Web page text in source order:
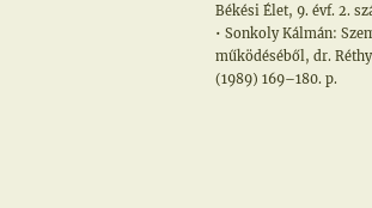
Békési Élet, 9. évf. 2.
• Sonkoly Kálmán:
működéséből, dr.
(1989) 169–180. p.